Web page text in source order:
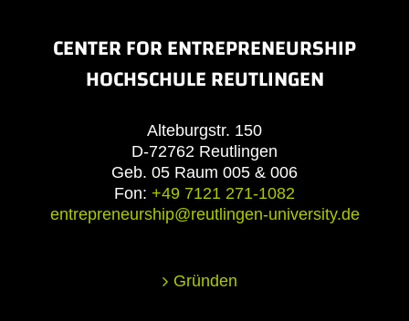
CENTER FOR ENTREPRENEURSHIP
HOCHSCHULE REUTLINGEN
Alteburgstr. 150
D-72762 Reutlingen
Geb. 05 Raum 005 & 006
Fon: +49 7121 271-1082
entrepreneurship@reutlingen-university.de
Gründen